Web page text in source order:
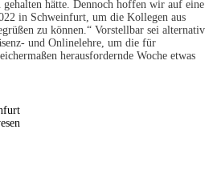
hätte. Dennoch hoffen wir auf eine
in Schweinfurt, um die Kollegen aus
zu können.“ Vorstellbar sei alternativ
und Onlinelehre, um die für
herausfordernde Woche etwas